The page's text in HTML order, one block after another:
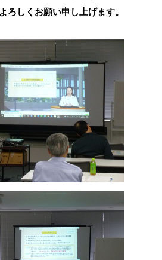
ろしくお願い申し上げます。